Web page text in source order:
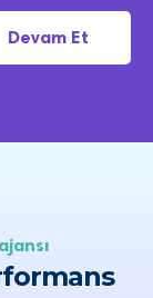
Devam Et